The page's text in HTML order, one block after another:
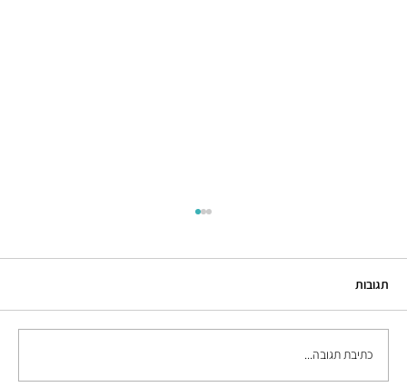
תגובות
כתיבת תגובה...